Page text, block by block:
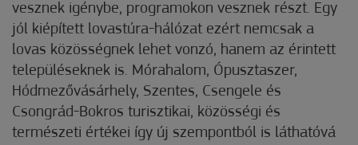
vesznek igénybe, programokon vesznek részt. Egy
jól kiépített lovastúra-hálózat ezért nemcsak a
lovas közösségnek lehet vonzó, hanem az érintett
településeknek is. Mórahalom, Ópusztaszer,
Hódmezővásárhely, Szentes, Csengele és
Csongrád-Bokros turisztikai, közösségi és
természeti értékei így új szempontból is láthatóvá